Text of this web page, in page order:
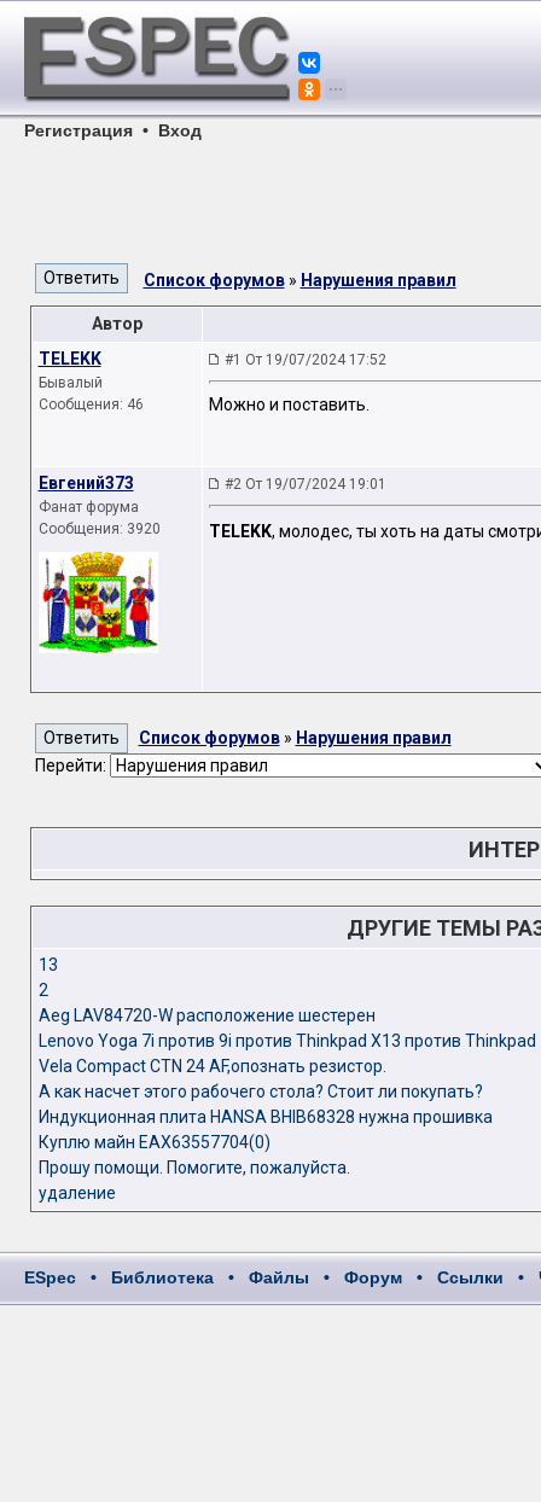
Регистрация • Вход
Список форумов» Нарушения правил
Автор
TELEKK
Бывалый
Сообщения: 46
#1 От 19/07/2024 17:52
Можно и поставить.
Евгений373
Фанат форума
Сообщения: 3920
#2 От 19/07/2024 19:01
TELEKK, молодес, ты хоть на даты
Список форумов» Нарушения правил
Перейти:
ДРУГИЕ ТЕМЫ
13
2
Aeg LAV84720-W расположение шестерен
Lenovo Yoga 7i против 9i против Thinkpad X13 против Thinkpad
Vela Compact CTN 24 AF,опознать резистор.
А как насчет этого рабочего стола? Стоит ли покупать?
Индукционная плита HANSA BHIB68328 нужна прошивка
Куплю майн EAX63557704(0)
Прошу помощи. Помогите, пожалуйста.
удаление
ESpec • Библиотека • Файлы • Форум • Ссылки •